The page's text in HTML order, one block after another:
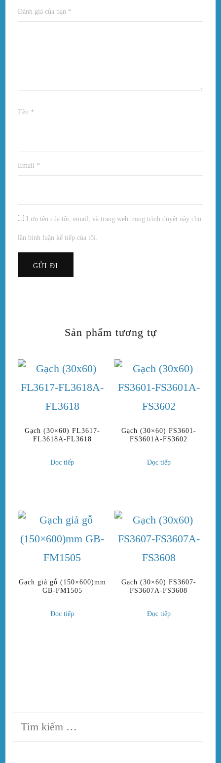
Đánh giá của bạn *
Tên *
Email *
Lưu tên của tôi, email, và trang web trong trình duyệt này cho
lần bình luận kế tiếp của tôi.
Sản phẩm tương tự
Gạch (30×60) FL3617-
FL3618A-FL3618
Đọc tiếp
Gạch (30×60) FS3601-
FS3601A-FS3602
Đọc tiếp
Gạch giả gỗ (150×600)mm
GB-FM1505
Đọc tiếp
Gạch (30×60) FS3607-
FS3607A-FS3608
Đọc tiếp
Tìm